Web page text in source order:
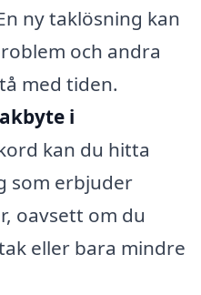
ny taklösning kan
och andra
med tiden.
i
kan du hitta
som erbjuder
oavsett om du
eller bara mindre